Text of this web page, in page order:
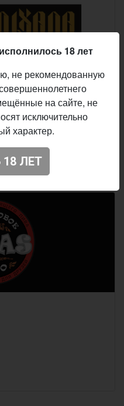
1
18 лет
не рекомендованную
на сайте, не
исключительно
характер.
ЛЕТ